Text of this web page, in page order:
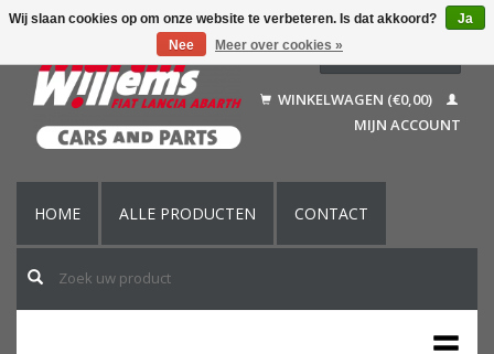
Français
English (US)
WINKELWAGEN (€0,00)
MIJN ACCOUNT
HOME ALLE PRODUCTEN CONTACT
Wij slaan cookies op om onze website te verbeteren. Is dat akkoord?
Ja
Nee
Meer over cookies »